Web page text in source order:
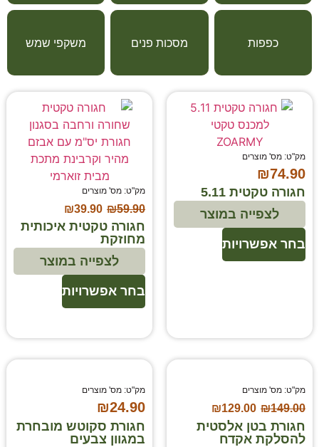
כפפות מסכות פנים משקפי שמש
מק"ט: מס' מוצרים
₪74.90
חגורה טקטית 5.11
בחר אפשרויות
לצפייה במוצר
מק"ט: מס' מוצרים
₪59.90
₪39.90
חגורה טקטית איכותית
מחוזקת
בחר אפשרויות
לצפייה במוצר
מק"ט: מס' מוצרים
₪149.00
₪129.00
חגורת בטן אלסטית
להסלקת אקדח
מק"ט: מס' מוצרים
₪24.90
חגורת סקוטש מובחרת
במגוון צבעים